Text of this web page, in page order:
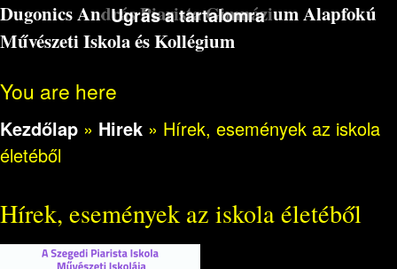
Ugrás a tartalomra
Dugonics András Piarista Gimnázium Alapfokú
Művészeti Iskola és Kollégium
You are here
Kezdőlap » Hirek » Hírek, események az iskola
életéből
Hírek, események az iskola életéből